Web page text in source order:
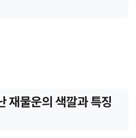
재물운의 색깔과 특징